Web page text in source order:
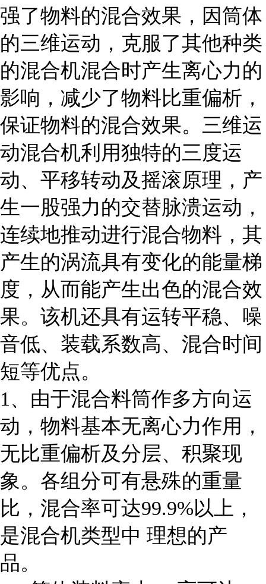
强了物料的混合效果，因筒体
的三维运动，克服了其他种类
的混合机混合时产生离心力的
影响，减少了物料比重偏析，
保证物料的混合效果。三维运
动混合机利用独特的三度运
动、平移转动及摇滚原理，产
生一股强力的交替脉溃运动，
连续地推动进行混合物料，其
产生的涡流具有变化的能量梯
度，从而能产生出色的混合效
果。该机还具有运转平稳、噪
音低、装载系数高、混合时间
短等优点。
1、由于混合料筒作多方向运
动，物料基本无离心力作用，
无比重偏析及分层、积聚现
象。各组分可有悬殊的重量
比，混合率可达99.9%以上，
是混合机类型中 理想的产
品。